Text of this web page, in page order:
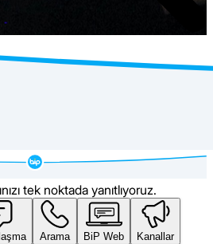
tek noktada yanıtlıyoruz.
Arama BiP Web Kanallar